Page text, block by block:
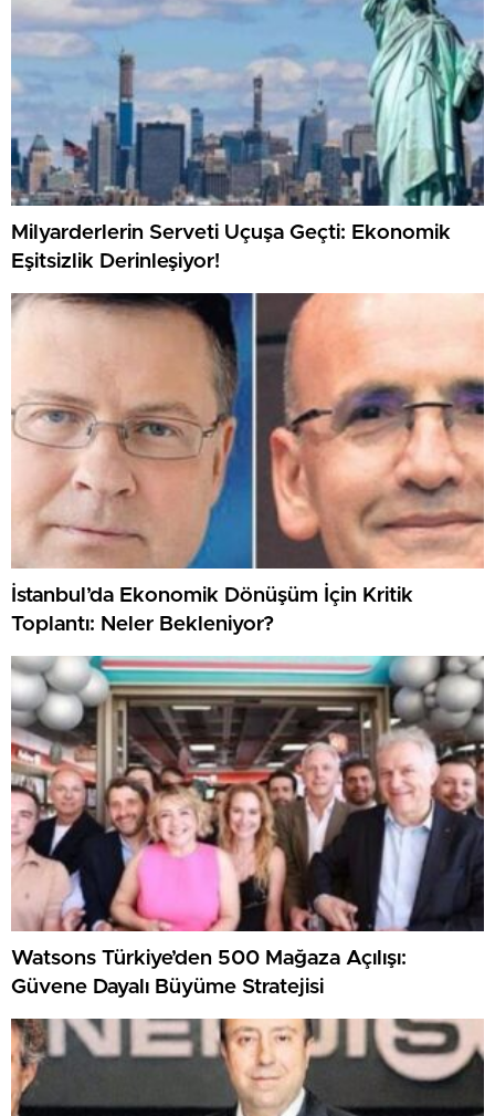
Milyarderlerin Serveti Uçuşa Geçti: Ekonomik
Eşitsizlik Derinleşiyor!
İstanbul’da Ekonomik Dönüşüm İçin Kritik
Toplantı: Neler Bekleniyor?
Watsons Türkiye’den 500 Mağaza Açılışı:
Güvene Dayalı Büyüme Stratejisi